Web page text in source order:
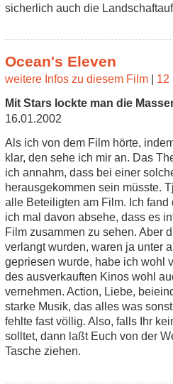
sicherlich auch die
Ocean's Eleven
weitere Infos zu diesem Film
12
Mit Stars lockte man die
16.01.2002
Als ich von dem Film hörte,
klar, den sehe ich mir an. Das
ich annahm, dass bei einer
herausgekommen sein müsste.
alle Beteiligten am Film. Ich
ich mal davon absehe, dass es
Film zusammen zu sehen. Aber
verlangt wurden, waren ja unter
gepriesen wurde, habe ich wohl
des ausverkauften Kinos wohl
vernehmen. Action, Liebe,
starke Musik, das alles was
fehlte fast völlig. Also, falls Ihr
solltet, dann laßt Euch von der
Tasche ziehen.